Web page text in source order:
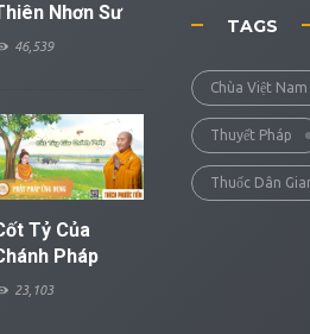
Nhơn Sư
46,539
Tỷ Của
Pháp
23,103
TAGS
Chùa Việt Nam
Thuyết Pháp
Thuốc Dân